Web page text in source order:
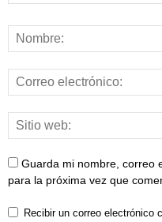
Guarda mi nombre, correo
para la próxima vez que
Recibir un correo electrónico